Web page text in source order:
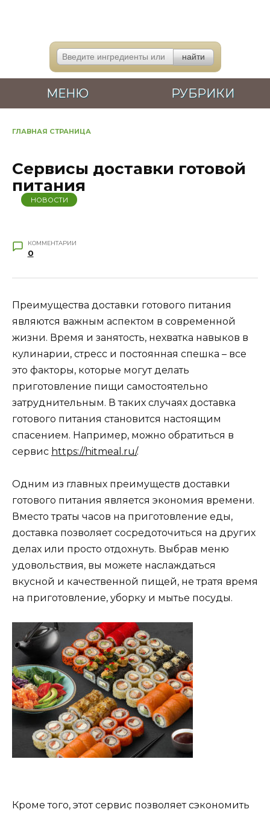
МЕНЮ РУБРИКИ
ГЛАВНАЯ СТРАНИЦА
Сервисы доставки готовой
питания
НОВОСТИ
КОММЕНТАРИИ
0
Преимущества доставки готового питания
являются важным аспектом в современной
жизни. Время и занятость, нехватка навыков в
кулинарии, стресс и постоянная спешка – все
это факторы, которые могут делать
приготовление пищи самостоятельно
затруднительным. В таких случаях доставка
готового питания становится настоящим
спасением. Например, можно обратиться в
сервис https://hitmeal.ru/.
Одним из главных преимуществ доставки
готового питания является экономия времени.
Вместо траты часов на приготовление еды,
доставка позволяет сосредоточиться на других
делах или просто отдохнуть. Выбрав меню
удовольствия, вы можете наслаждаться
вкусной и качественной пищей, не тратя время
на приготовление, уборку и мытье посуды.
Кроме того, этот сервис позволяет сэкономить